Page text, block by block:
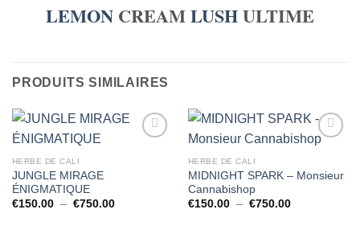
LEMON CREAMLUSHULTIME
PRODUITS SIMILAIRES
HERBE DE CALI
JUNGLE MIRAGE
ÉNIGMATIQUE
€150.00 – €750.00Plage
HERBE DE CALI
MIDNIGHT SPARK – Monsieur
Cannabishop
€150.00 – €750.00Plage